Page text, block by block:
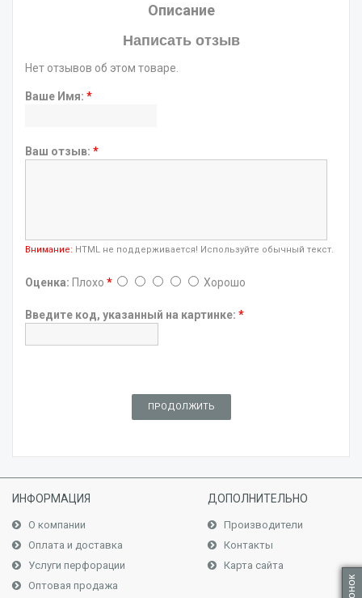
Описание
Написать отзыв
Нет отзывов об этом товаре.
Ваше Имя: *
Ваш отзыв: *
Внимание: HTML не поддерживается! Используйте обычный текст.
Оценка: Плохо * Хорошо
Введите код, указанный на картинке: *
ПРОДОЛЖИТЬ
ИНФОРМАЦИЯ
О компании
Оплата и доставка
Услуги перфорации
Оптовая продажа
ДОПОЛНИТЕЛЬНО
Производители
Контакты
Карта сайта